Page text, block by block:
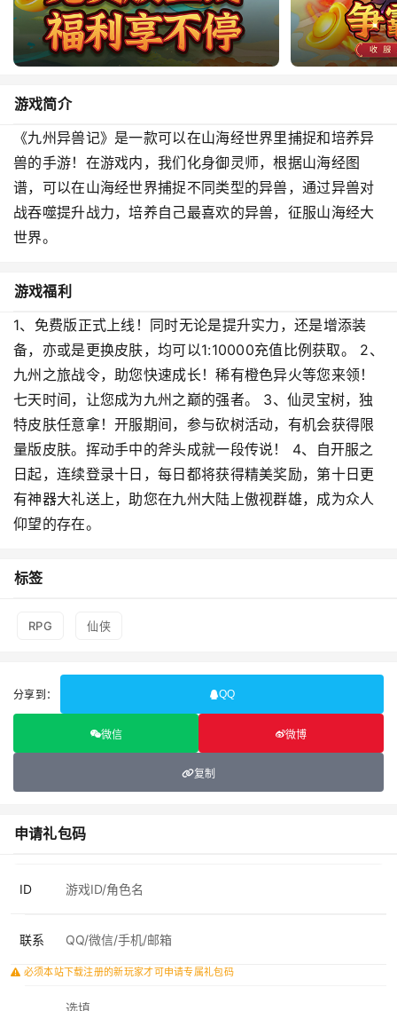
游戏简介
《九州异兽记》是一款可以在山海经世界里捕捉和培养异
兽的手游！在游戏内，我们化身御灵师，根据山海经图
谱，可以在山海经世界捕捉不同类型的异兽，通过异兽对
战吞噬提升战力，培养自己最喜欢的异兽，征服山海经大
世界。
游戏福利
1、免费版正式上线！同时无论是提升实力，还是增添装
备，亦或是更换皮肤，均可以1:10000充值比例获取。 2、
九州之旅战令，助您快速成长！稀有橙色异火等您来领！
七天时间，让您成为九州之巅的强者。 3、仙灵宝树，独
特皮肤任意拿！开服期间，参与砍树活动，有机会获得限
量版皮肤。挥动手中的斧头成就一段传说！ 4、自开服之
日起，连续登录十日，每日都将获得精美奖励，第十日更
有神器大礼送上，助您在九州大陆上傲视群雄，成为众人
仰望的存在。
标签
RPG 仙侠
分享到： QQ
微信 微博
复制
申请礼包码
ID
联系
必须本站下载注册的新玩家才可申请专属礼包码